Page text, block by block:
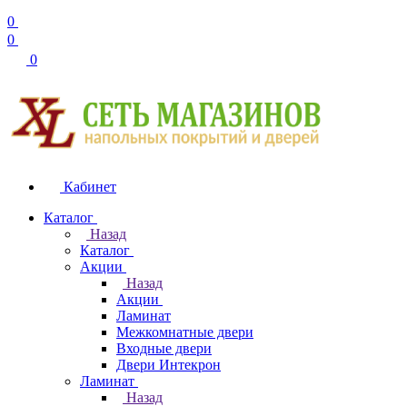
0
0
0
Кабинет
Каталог
Назад
Каталог
Акции
Назад
Акции
Ламинат
Межкомнатные двери
Входные двери
Двери Интекрон
Ламинат
Назад